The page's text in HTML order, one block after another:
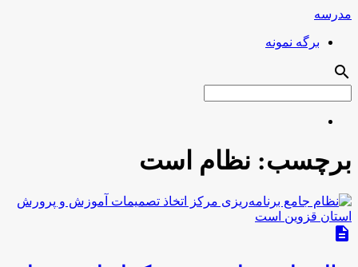
مدرسه
برگه نمونه
search
برچسب: نظام است
description